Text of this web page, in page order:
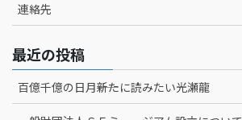
連絡先
最近の投稿
百億千億の日月――新たに読みたい光瀬龍